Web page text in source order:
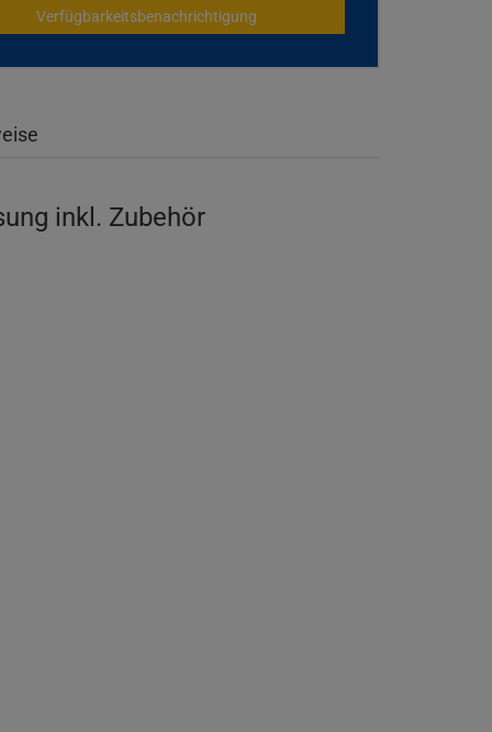
Verfügbarkeitsbenachrichtigung
inkl. Zubehör